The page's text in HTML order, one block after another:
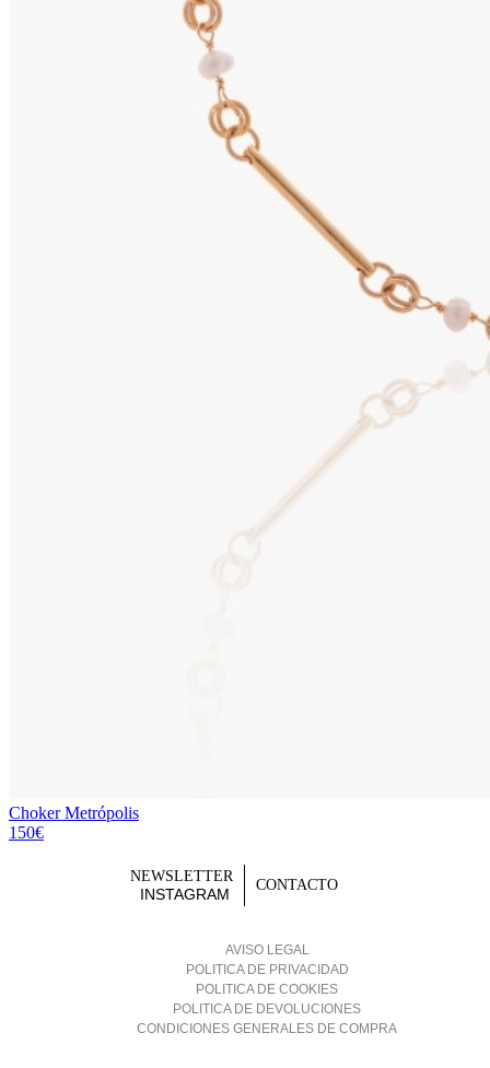
Choker Metrópolis
150€
NEWSLETTER
INSTAGRAM
CONTACTO
AVISO LEGAL
POLITICA DE PRIVACIDAD
POLITICA DE COOKIES
POLITICA DE DEVOLUCIONES
CONDICIONES GENERALES DE COMPRA